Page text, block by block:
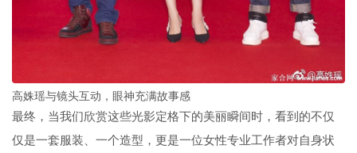
高姝瑶与镜头互动，眼神充满故事感
最终，当我们欣赏这些光影定格下的美丽瞬间时，看到的不仅
仅是一套服装、一个造型，更是一位女性专业工作者对自身状